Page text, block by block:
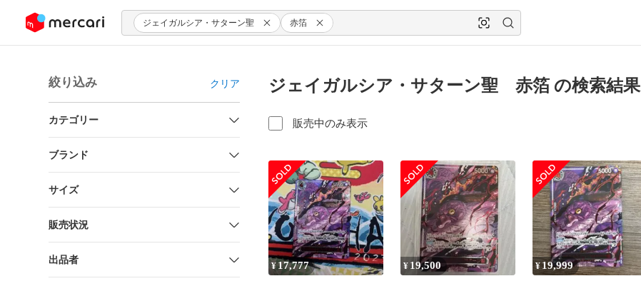
ツにスキップ ジェイガルシア・サターン聖 赤箔
絞り込み クリア
カテゴリー
ブランド
サイズ
販売状況
出品者
ジェイガルシア・サターン聖 赤箔 の検索結果
販売中のみ表示
¥17,777 ¥ 19,500 ¥ 19,999